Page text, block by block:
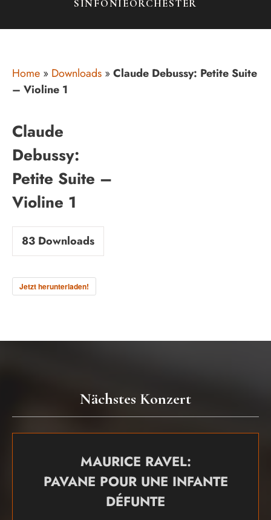
SINFONIEORCHESTER
Home » Downloads »Claude Debussy: Petite Suite
– Violine 1
Claude
Debussy:
Petite Suite –
Violine 1
83 Downloads
Jetzt herunterladen!
Nächstes Konzert
MAURICE RAVEL:
PAVANE POUR UNE INFANTE
DÉFUNTE